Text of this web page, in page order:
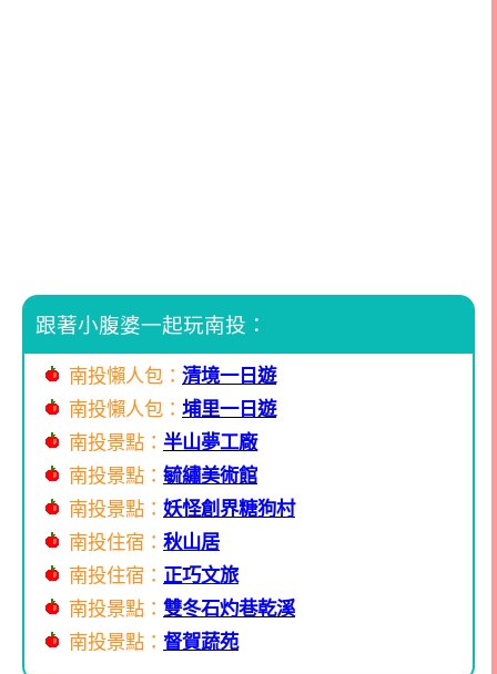
跟著小腹婆一起玩南投：
南投懶人包： 清境一日遊
南投懶人包： 埔里一日遊
南投景點： 半山夢工廠
南投景點： 毓繡美術館
南投景點： 妖怪創界糖狗村
南投住宿： 秋山居
南投住宿： 正巧文旅
南投景點： 雙冬石灼巷乾溪
南投景點： 督賀蔬苑